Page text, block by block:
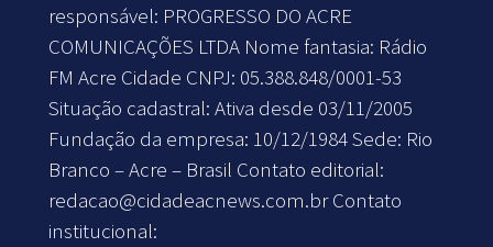
responsável: PROGRESSO DO ACRE
COMUNICAÇÕES LTDA Nome fantasia: Rádio
FM Acre Cidade CNPJ: 05.388.848/0001-53
Situação cadastral: Ativa desde 03/11/2005
Fundação da empresa: 10/12/1984 Sede: Rio
Branco – Acre – Brasil Contato editorial:
redacao@cidadeacnews.com.brContato
institucional: